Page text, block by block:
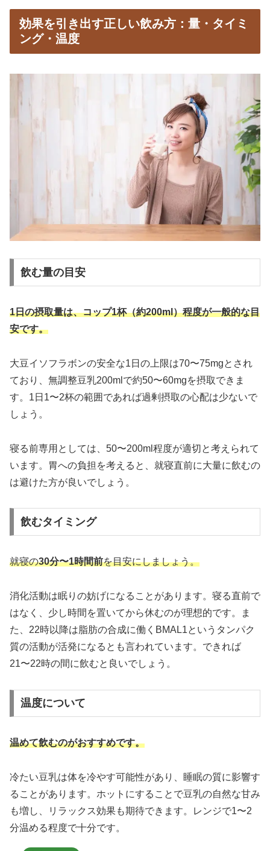
効果を引き出す正しい飲み方：量・タイミ
ング・温度
飲む量の目安
1日の摂取量は、コップ1杯（約200ml）程度が一般的な目
安です。
大豆イソフラボンの安全な1日の上限は70〜75mgとされ
ており、無調整豆乳200mlで約50〜60mgを摂取できま
す。1日1〜2杯の範囲であれば過剰摂取の心配は少ないで
しょう。
寝る前専用としては、50〜200ml程度が適切と考えられて
います。胃への負担を考えると、就寝直前に大量に飲むの
は避けた方が良いでしょう。
飲むタイミング
就寝の30分〜1時間前を目安にしましょう。
消化活動は眠りの妨げになることがあります。寝る直前で
はなく、少し時間を置いてから休むのが理想的です。ま
た、22時以降は脂肪の合成に働くBMAL1というタンパク
質の活動が活発になるとも言われています。できれば
21〜22時の間に飲むと良いでしょう。
温度について
温めて飲むのがおすすめです。
冷たい豆乳は体を冷やす可能性があり、睡眠の質に影響す
ることがあります。ホットにすることで豆乳の自然な甘み
も増し、リラックス効果も期待できます。レンジで1〜2
分温める程度で十分です。